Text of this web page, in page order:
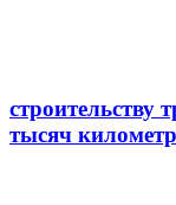
строительству
тысяч